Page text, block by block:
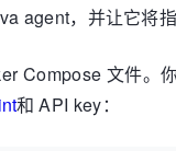
agent，并让它将
Compose 文件。
和 API key：